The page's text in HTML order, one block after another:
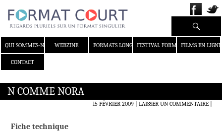
QUI SOMMES-NOUS ?WEBZINE FORMATS LONGS FESTIVAL FORMAT COURT
FILMS EN LIGNE
CONTACT
Recherche
N COMME NORA
15 FÉVRIER 2009 LAISSER UN COMMENTAIRE|
Fiche technique